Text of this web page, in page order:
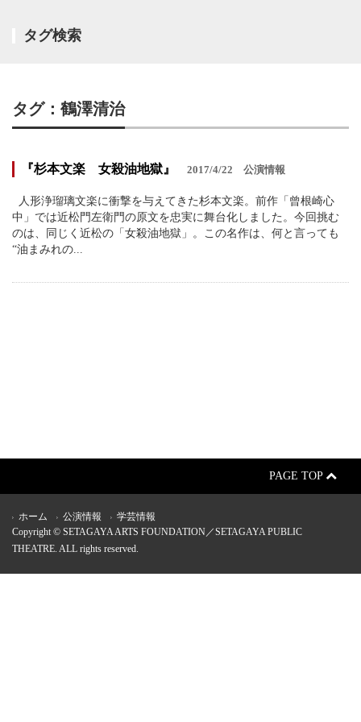
タグ検索
タグ：鶴澤清治
『杉本文楽 女殺油地獄』 2017/4/22 公演情報
人形浄瑠璃文楽に衝撃を与えてきた杉本文楽。前作「曾根崎心
中」では近松門左衛門の原文を忠実に舞台化しました。今回挑む
のは、同じく近松の「女殺油地獄」。この名作は、何と言っても
“油まみれの...
PAGE TOP
ホーム 公演情報
学芸情報
Copyright © SETAGAYA ARTS FOUNDATION／SETAGAYA PUBLIC
THEATRE. ALL rights reserved.